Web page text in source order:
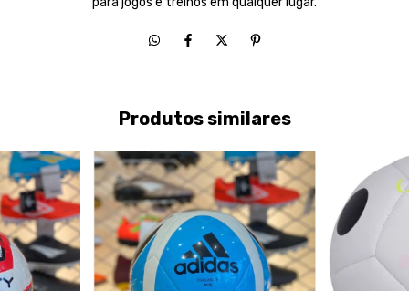
Produtos similares